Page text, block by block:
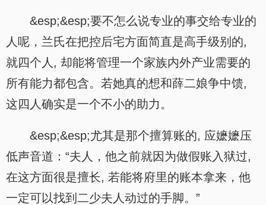
&esp;&esp;要不怎么说专业的事交给专业的
人呢，兰氏在把控后宅方面简直是高手级别的,
就四个人, 却能将管理一个家族内外产业需要的
所有能力都包含。若她真的想和薛二娘争中馈,
这四人确实是一个不小的助力。
&esp;&esp;尤其是那个擅算账的, 应嬷嬷压
低声音道：“夫人，他之前就因为做假账入狱过,
在这方面很是擅长, 若能将府里的账本拿来，他
一定可以找到二少夫人动过的手脚。”